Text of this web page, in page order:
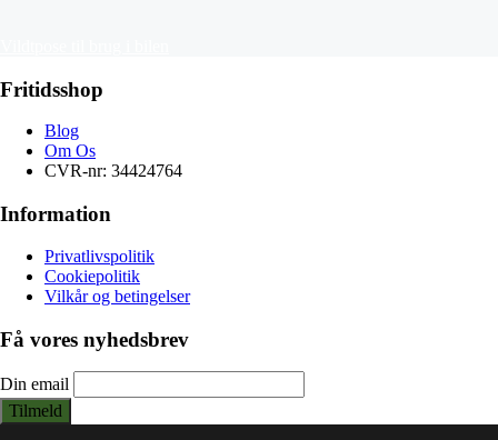
Fritidsshop
Blog
Om Os
CVR-nr: 34424764
Information
Privatlivspolitik
Cookiepolitik
Vilkår og betingelser
Få vores nyhedsbrev
Din email
Tilmeld